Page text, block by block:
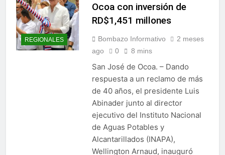
REGIONALES
Ocoa con inversión de
RD$1,451 millones
Bombazo Informativo
2 meses
ago
0 8 mins
San José de Ocoa. – Dando
respuesta a un reclamo de más
de 40 años, el presidente Luis
Abinader junto al director
ejecutivo del Instituto Nacional
de Aguas Potables y
Alcantarillados (INAPA),
Wellington Arnaud, inauguró